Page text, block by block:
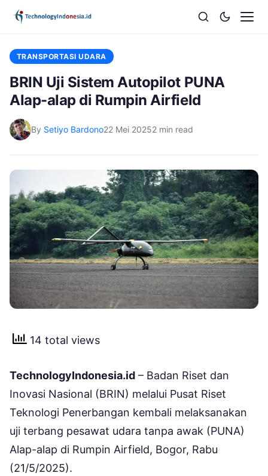
TRANSPORTASI UDARA
BRIN Uji Sistem Autopilot PUNA
Alap-alap di Rumpin Airfield
By Setiyo Bardono22 Mei 20252 min read
14 total views
TechnologyIndonesia.id – Badan Riset dan
Inovasi Nasional (BRIN) melalui Pusat Riset
Teknologi Penerbangan kembali melaksanakan
uji terbang pesawat udara tanpa awak (PUNA)
Alap-alap di Rumpin Airfield, Bogor, Rabu
(21/5/2025).